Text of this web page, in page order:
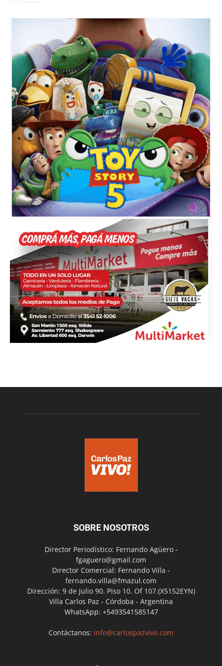
SOBRE NOSOTROS
Director Periodístico: Fernando Agüero -
fgaguero@gmail.com
Director Comercial: Fernando Villa -
fernando.villa@fmazul.com
Dirección: 9 de Julio 90. Piso 10. Of 107.(X5152EYN)
Villa Carlos Paz - Córdoba - Argentina
WhatsApp: +5493541585147
Contáctanos: info@carlospazvivo.com